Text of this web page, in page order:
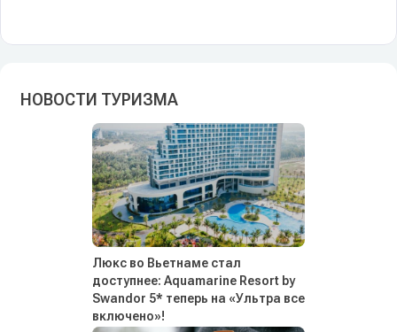
НОВОСТИ ТУРИЗМА
Люкс во Вьетнаме стал
доступнее: Aquamarine Resort by
Swandor 5* теперь на «Ультра все
включено»!